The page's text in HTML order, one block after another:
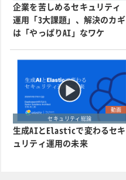
企業を苦しめるセキュリティ
運用「3大課題」、解決のカギ
は「やっぱりAI」なワケ
動画
セキュリティ総論
生成AIとElasticで変わるセキ
ュリティ運用の未来